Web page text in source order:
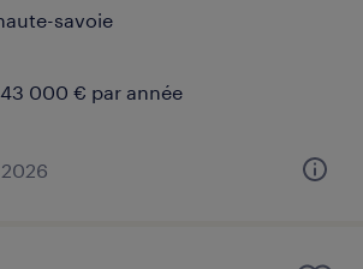
savoie
000 € par année